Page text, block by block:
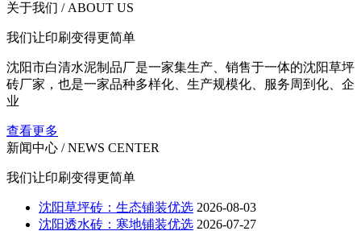
关于我们 / ABOUT US
我们让印刷变得更简单
沈阳市白清水泥制品厂是一家集生产、销售于一体的沈阳草坪
砖厂家，也是一家品种多样化、生产规模化、服务周到化、企
业
查看更多
新闻中心 / NEWS CENTER
我们让印刷变得更简单
沈阳草坪砖：生态铺装优选 2026-08-03
沈阳透水砖：寒地铺装优选 2026-07-27